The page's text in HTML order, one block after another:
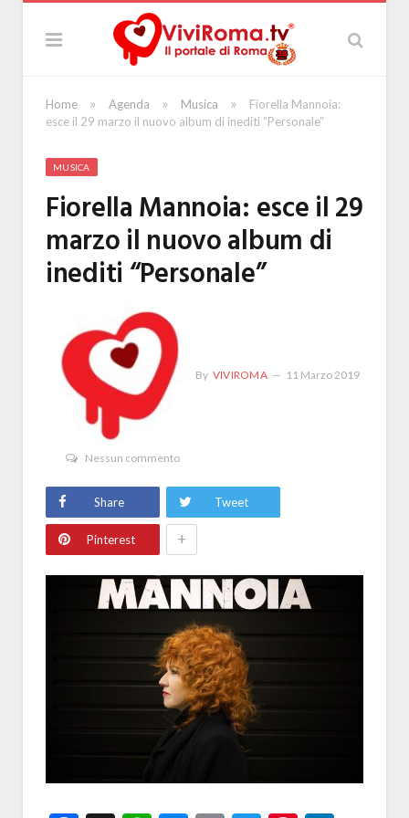
Home » Agenda » Musica »
Fiorella Mannoia:
esce il 29 marzo il nuovo album di inediti “Personale”
MUSICA
Fiorella Mannoia: esce il 29
marzo il nuovo album di
inediti “Personale”
By VIVIROMA 11 Marzo 2019
Nessun commento
Share Tweet
Pinterest +